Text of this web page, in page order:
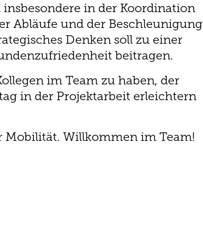
in der Koordination
Abläufe und der Beschleunigung
Denken soll zu einer
beitragen.
im Team zu haben, der
in der Projektarbeit erleichtern
Willkommen im Team!